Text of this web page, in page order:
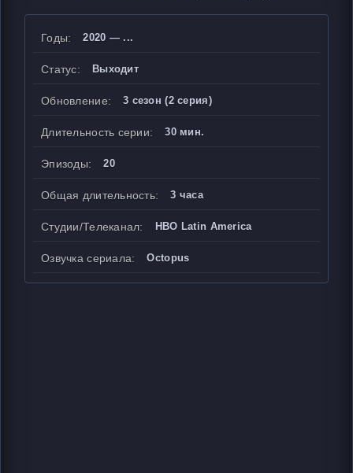
Годы: 2020 — ...
Статус: Выходит
Обновление: 3 сезон (2 серия)
Длительность серии: 30 мин.
Эпизоды: 20
Общая длительность: 3 часа
Студии/Телеканал: HBO Latin America
Озвучка сериала: Octopus